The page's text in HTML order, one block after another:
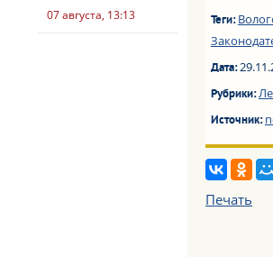
07 августа, 13:13 Теги:
Дата:
Рубрики:
Источник:
Печать